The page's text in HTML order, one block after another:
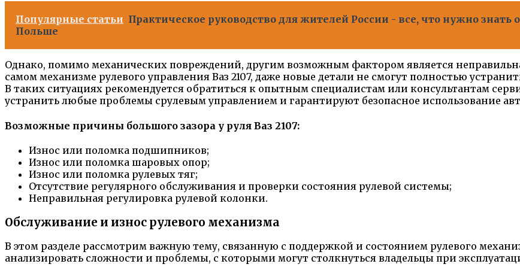
Популярные статьи Практическое руководство для жителей России - все, что нужно знать
Польше
Однако, помимо механических повреждений, другим возможным фактором является
самом механизме рулевого управления Ваз 2107, даже новые детали не смогут полностью
В таких ситуациях рекомендуется обратиться к опытным специалистам или консультантам
устранить любые проблемы срулевым управлением и гарантируют безопасное использование
Возможные причины большого зазора у руля Ваз 2107:
Износ или поломка подшипников;
Износ или поломка шаровых опор;
Износ или поломка рулевых тяг;
Отсутствие регулярного обслуживания и проверки состояния рулевой системы;
Неправильная регулировка рулевой колонки.
Обслуживание и износ рулевого механизма
В этом разделе рассмотрим важную тему, связанную с поддержкой и состоянием рулевого
анализировать сложности и проблемы, с которыми могут столкнуться владельцы при